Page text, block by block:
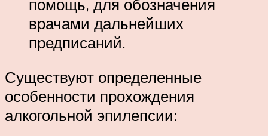
помощь, для обозначения
врачами дальнейших
предписаний.
Существуют определенные
особенности прохождения
алкогольной эпилепсии: